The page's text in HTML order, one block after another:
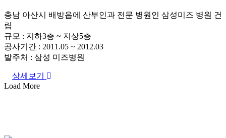
충남 아산시 배방읍에 산부인과 전문 병원인 삼성미즈 병원 건
립
규모 : 지하3층 ~ 지상5층
공사기간 : 2011.05 ~ 2012.03
발주처 : 삼성 미즈병원
상세보기
Load More